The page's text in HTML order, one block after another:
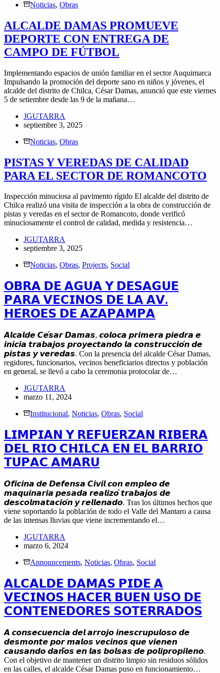
Noticias, Obras
ALCALDE DAMAS PROMUEVE
DEPORTE CON ENTREGA DE
CAMPO DE FÚTBOL
Implementando espacios de unión familiar en el sector Auquimarca
Impulsando la promoción del deporte sano en niños y jóvenes, el
alcalde del distrito de Chilca, César Damas, anunció que este viernes
5 de setiembre desde las 9 de la mañana…
JGUTARRA
septiembre 3, 2025
Noticias, Obras
PISTAS Y VEREDAS DE CALIDAD
PARA EL SECTOR DE ROMANCOTO
Inspección minuciosa al pavimento rígido El alcalde del distrito de
Chilca realizó una visita de inspección a la obra de construcción de
pistas y veredas en el sector de Romancoto, donde verificó
minuciosamente el control de calidad, medida y resistencia…
JGUTARRA
septiembre 3, 2025
Noticias, Obras, Projects, Social
𝗢𝗕𝗥𝗔 𝗗𝗘 𝗔𝗚𝗨𝗔 𝗬 𝗗𝗘𝗦𝗔𝗚𝗨𝗘
𝗣𝗔𝗥𝗔 𝗩𝗘𝗖𝗜𝗡𝗢𝗦 𝗗𝗘 𝗟𝗔 𝗔𝗩.
𝗛𝗘́𝗥𝗢𝗘𝗦 𝗗𝗘 𝗔𝗭𝗔𝗣𝗔𝗠𝗣𝗔
𝘼𝙡𝙘𝙖𝙡𝙙𝙚 𝘾𝙚́𝙨𝙖𝙧 𝘿𝙖𝙢𝙖𝙨, 𝙘𝙤𝙡𝙤𝙘𝙖 𝙥𝙧𝙞𝙢𝙚𝙧𝙖 𝙥𝙞𝙚𝙙𝙧𝙖 𝙚
𝙞𝙣𝙞𝙘𝙞𝙖 𝙩𝙧𝙖𝙗𝙖𝙟𝙤𝙨 𝙥𝙧𝙤𝙮𝙚𝙘𝙩𝙖𝙣𝙙𝙤 𝙡𝙖 𝙘𝙤𝙣𝙨𝙩𝙧𝙪𝙘𝙘𝙞𝙤́𝙣 𝙙𝙚
𝙥𝙞𝙨𝙩𝙖𝙨 𝙮 𝙫𝙚𝙧𝙚𝙙𝙖𝙨. Con la presencia del alcalde César Damas,
regidores, funcionarios, vecinos beneficiarios directos y población
en general, se llevó a cabo la ceremonia protocolar de…
JGUTARRA
marzo 11, 2024
Institucional, Noticias, Obras, Social
𝗟𝗜𝗠𝗣𝗜𝗔𝗡 𝗬 𝗥𝗘𝗙𝗨𝗘𝗥𝗭𝗔𝗡 𝗥𝗜𝗕𝗘𝗥𝗔
𝗗𝗘𝗟 𝗥𝗜𝗢 𝗖𝗛𝗜𝗟𝗖𝗔 𝗘𝗡 𝗘𝗟 𝗕𝗔𝗥𝗥𝗜𝗢
𝗧𝗨́𝗣𝗔𝗖 𝗔𝗠𝗔𝗥𝗨
𝙊𝙛𝙞𝙘𝙞𝙣𝙖 𝙙𝙚 𝘿𝙚𝙛𝙚𝙣𝙨𝙖 𝘾𝙞𝙫𝙞𝙡 𝙘𝙤𝙣 𝙚𝙢𝙥𝙡𝙚𝙤 𝙙𝙚
𝙢𝙖𝙦𝙪𝙞𝙣𝙖𝙧𝙞𝙖 𝙥𝙚𝙨𝙖𝙙𝙖 𝙧𝙚𝙖𝙡𝙞𝙯𝙤́ 𝙩𝙧𝙖𝙗𝙖𝙟𝙤𝙨 𝙙𝙚
𝙙𝙚𝙨𝙘𝙤𝙡𝙢𝙖𝙩𝙖𝙘𝙞𝙤́𝙣 𝙮 𝙧𝙚𝙡𝙡𝙚𝙣𝙖𝙙𝙤. Tras los últimos hechos que
viene soportando la población de todo el Valle del Mantaro a causa
de las intensas lluvias que viene incrementando el…
JGUTARRA
marzo 6, 2024
Announcements, Noticias, Obras, Social
𝗔𝗟𝗖𝗔𝗟𝗗𝗘 𝗗𝗔𝗠𝗔𝗦 𝗣𝗜𝗗𝗘 𝗔
𝗩𝗘𝗖𝗜𝗡𝗢𝗦 𝗛𝗔𝗖𝗘𝗥 𝗕𝗨𝗘𝗡 𝗨𝗦𝗢 𝗗𝗘
𝗖𝗢𝗡𝗧𝗘𝗡𝗘𝗗𝗢𝗥𝗘𝗦 𝗦𝗢𝗧𝗘𝗥𝗥𝗔𝗗𝗢𝗦
𝘼 𝙘𝙤𝙣𝙨𝙚𝙘𝙪𝙚𝙣𝙘𝙞𝙖 𝙙𝙚𝙡 𝙖𝙧𝙧𝙤𝙟𝙤 𝙞𝙣𝙚𝙨𝙘𝙧𝙪𝙥𝙪𝙡𝙤𝙨𝙤 𝙙𝙚
𝙙𝙚𝙨𝙢𝙤𝙣𝙩𝙚 𝙥𝙤𝙧 𝙢𝙖𝙡𝙤𝙨 𝙫𝙚𝙘𝙞𝙣𝙤𝙨 𝙦𝙪𝙚 𝙫𝙞𝙚𝙣𝙚𝙣
𝙘𝙖𝙪𝙨𝙖𝙣𝙙𝙤 𝙙𝙖𝙣̃𝙤𝙨 𝙚𝙣 𝙡𝙖𝙨 𝙗𝙤𝙡𝙨𝙖𝙨 𝙙𝙚 𝙥𝙤𝙡𝙞𝙥𝙧𝙤𝙥𝙞𝙡𝙚𝙣𝙤.
Con el objetivo de mantener un distrito limpio sin residuos sólidos
en las calles, el alcalde César Damas puso en funcionamiento…